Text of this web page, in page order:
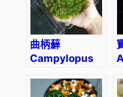
曲柄蘚
Campylopus